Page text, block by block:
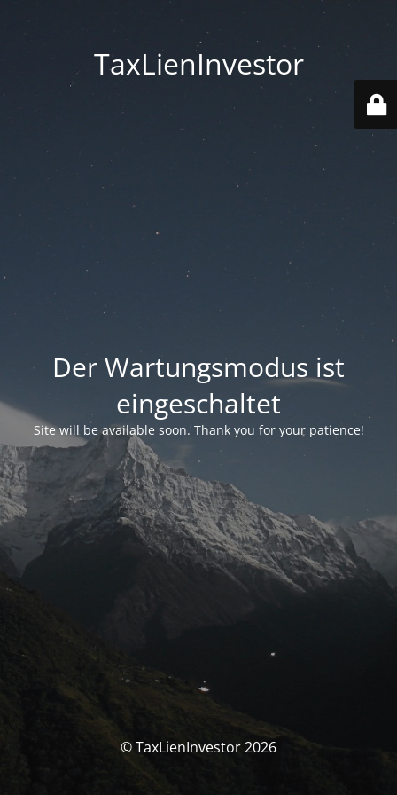
TaxLienInvestor
Der Wartungsmodus ist
eingeschaltet
Site will be available soon. Thank you for your patience!
© TaxLienInvestor 2026